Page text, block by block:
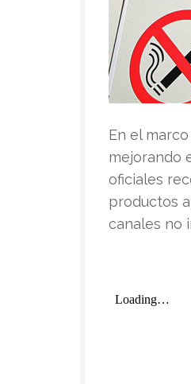
En el
mejorando
oficiales
productos
canales no